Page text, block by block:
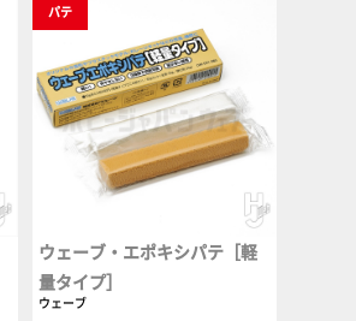
パテ
ウェーブ・エポキシパテ［軽
量タイプ］
ウェーブ